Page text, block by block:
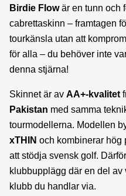
Birdie Flowär en tunn och
cabrettaskinn – framtagen
tourkänsla utan att
för alla – du behöver inte
denna stjärna!
Skinnet är av AA+-kvalitet
Pakistan med samma
tourmodellerna. Modellen
xTHIN och kombinerar hög
att stödja svensk golf.
klubbupplägg där en del
klubb du handlar via.